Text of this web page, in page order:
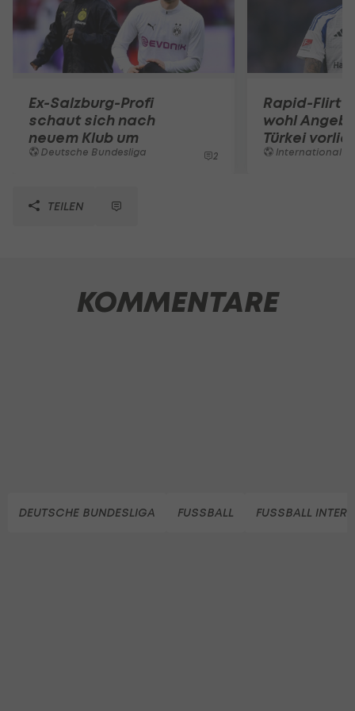
Ex-Salzburg-Profi
schaut sich nach
neuem Klub um
Deutsche Bundesliga 2
Rapid-Flirt
wohl
Türkei
International
TEILEN
KOMMENTARE
DEUTSCHE BUNDESLIGA FUSSBALL FUSSBALL